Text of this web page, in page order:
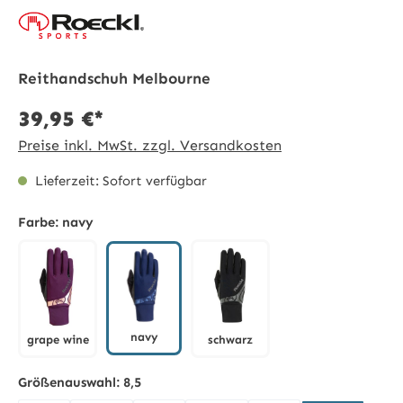
Reithandschuh Melbourne
39,95 €*
Preise inkl. MwSt. zzgl. Versandkosten
Lieferzeit: Sofort verfügbar
Farbe: navy
grape wine navy schwarz
Größenauswahl: 8,5